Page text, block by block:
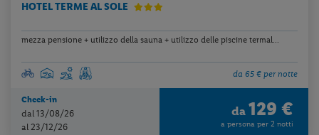
HOTEL TERME AL SOLE
mezza pensione + utilizzo della sauna + utilizzo delle piscine termal...
da 65 € per notte
Check-in
dal 13/08/26
al 23/12/26
da 129 €
a persona per 2 notti